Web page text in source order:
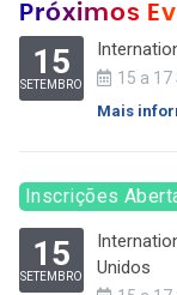
Próximos
15
SETEMBRO 15 a
Mais
Inscrições
15
SETEMBRO
Unidos